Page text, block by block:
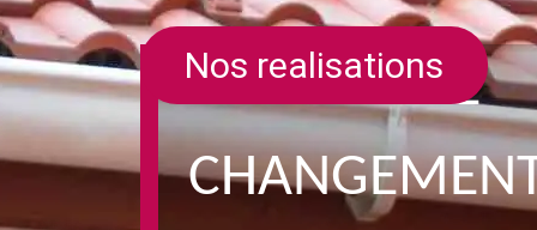
Nos realisations
ENTREPRISE